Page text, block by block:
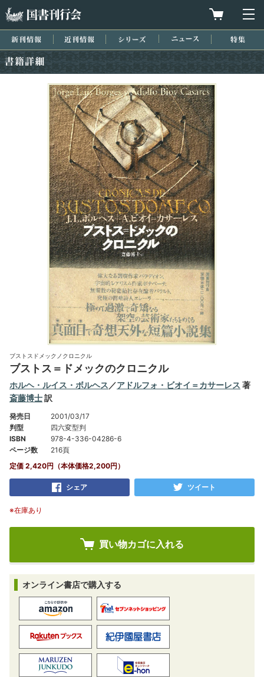
買物カゴを
新刊情報 近刊情報 シリーズ ニュース
ブストスドメックノクロニクル
ブストス＝ドメックのクロニクル
ホルヘ・ルイス・ボルヘス ／アドルフォ・ビオイ＝カサーレス 著
斎藤博士訳
発売日
2001/03/17
判型
四六変型判
ISBN
978-4-336-04286-6
ページ数
216頁
定価 2,420円（本体価格2,200円）
シェア ツイート
※在庫あり
オンライン書店で購入する